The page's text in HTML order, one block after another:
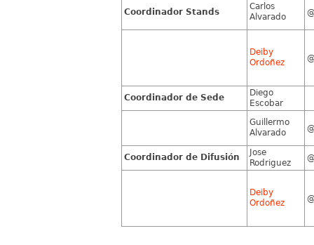
Coordinador Stands
Carlos
Alvarado
Deiby
Ordoñez
Coordinador de Sede
Diego
Escobar
Guillermo
Alvarado
Coordinador de Difusión
Jose
Rodriguez
Deiby
Ordoñez